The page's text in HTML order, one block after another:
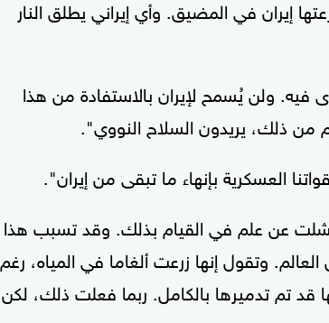
إيران في المضيق. وأي إيراني يطلق النار
ولن يُسمح لإيران بالاستفادة من هذا
من ذلك، يريدون السلاح النووي".
العسكرية بإنهاء ما تبقى من إيران".
عن علم في القيام بذلك. وقد تسبب هذا
وتقول إنها زرعت ألغاما في المياه، رغم
قد تم تدميرها بالكامل. ربما فعلت ذلك، لكن